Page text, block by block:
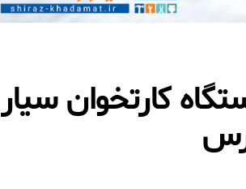
کارتخوان سیار